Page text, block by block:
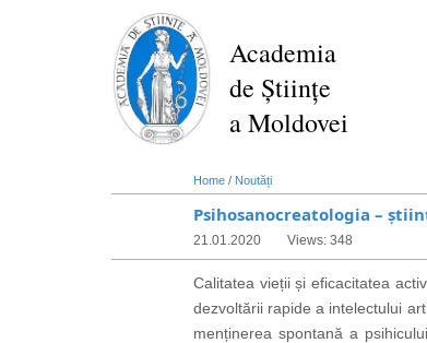
Academia
de Științe
a Moldovei
Home / Noutăți
Psihosanocreatologia –
21.01.2020 Views: 348
Calitatea vieții și eficacitatea
dezvoltării rapide a intelectului
menținerea spontană a